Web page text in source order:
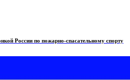
России по пожарно-спасательному спорту